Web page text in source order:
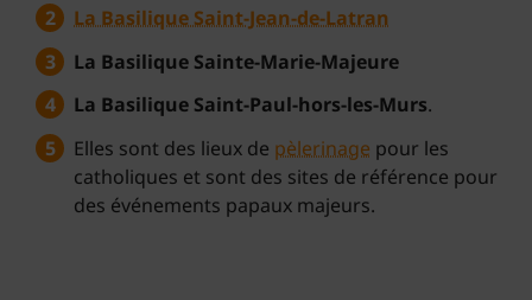
La Basilique Saint-Jean-de-Latran
La Basilique Sainte-Marie-Majeure
La Basilique Saint-Paul-hors-les-Murs.
Elles sont des lieux de pèlerinage pour les
catholiques et sont des sites de référence pour
des événements papaux majeurs.